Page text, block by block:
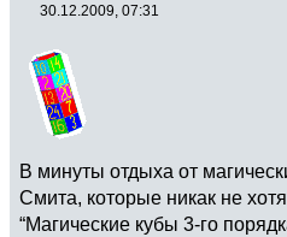
30.12.2009, 07:31
В минуты отдыха от
Смита, которые никак не
“Магические кубы 3-го